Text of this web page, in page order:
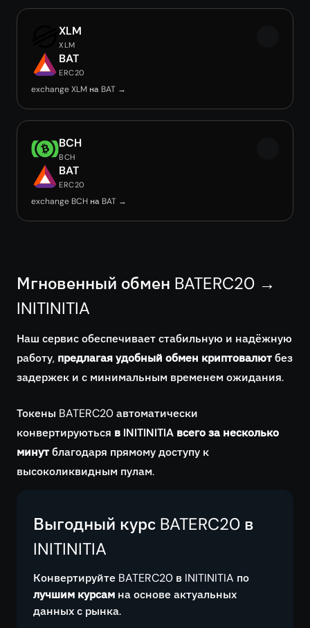
XLM
XLM
BAT
ERC20
exchange XLM на BAT →
BCH
BCH
BAT
ERC20
exchange BCH на BAT →
Мгновенный обмен BATERC20 →
INITINITIA
Наш сервис обеспечивает стабильную и надёжную
работу, предлагая удобный обмен криптовалютбез
задержек и с минимальным временем ожидания.
Токены BATERC20 автоматически
конвертируються в INITINITIA всего за несколько
минутблагодаря прямому доступу к
высоколиквидным пулам.
Выгодный курс BATERC20 в
INITINITIA
Конвертируйте BATERC20 в INITINITIA по
лучшим курсам на основе актуальных
данных с рынка.